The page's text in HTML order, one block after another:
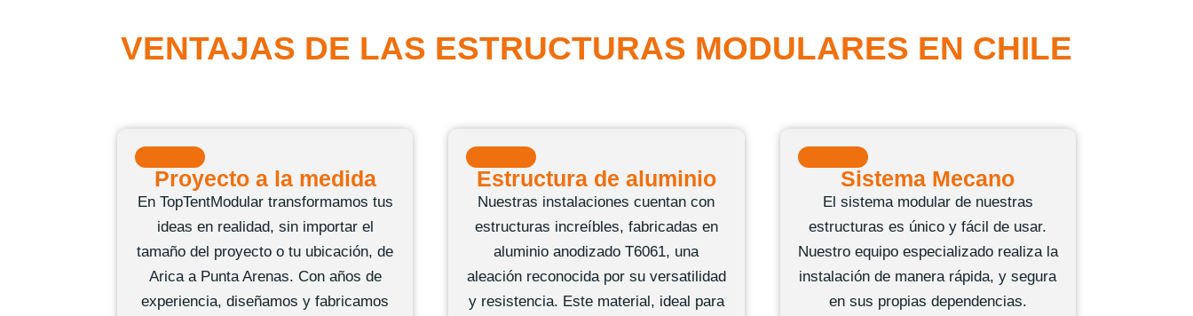
VENTAJAS DE LAS ESTRUCTURAS MODULARES EN CHILE
Proyecto a la medida
En TopTentModular transformamos tus
ideas en realidad, sin importar el
tamaño del proyecto o tu ubicación, de
Arica a Punta Arenas. Con años de
experiencia, diseñamos y fabricamos
Estructura de aluminio
Nuestras instalaciones cuentan con
estructuras increíbles, fabricadas en
aluminio anodizado T6061, una
aleación reconocida por su versatilidad
y resistencia. Este material, ideal para
Sistema Mecano
El sistema modular de nuestras
estructuras es único y fácil de usar.
Nuestro equipo especializado realiza la
instalación de manera rápida, y segura
en sus propias dependencias.